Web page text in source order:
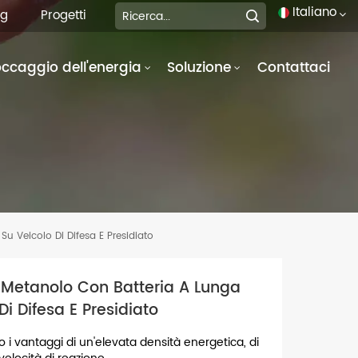
Italiano
العربية
Progetti
dell'energia Soluzione Contattaci
Veicolo Di Difesa E Presidiato
Con Batteria A Lunga
Difesa E Presidiato
vantaggi di un'elevata densità energetica, di